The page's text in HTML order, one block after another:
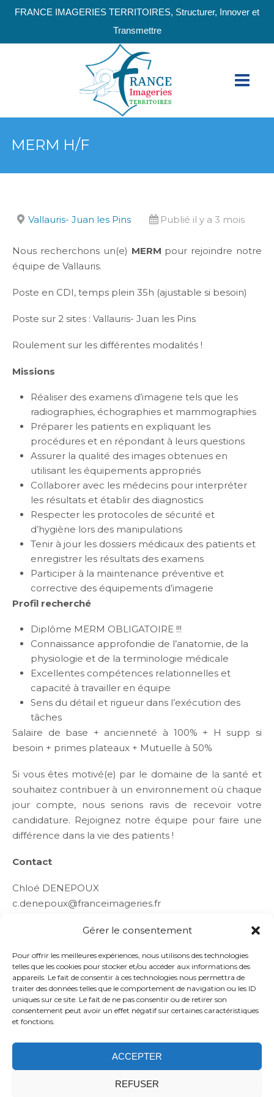
FRANCE IMAGERIES TERRITOIRES, Structurer, Innover et
Transmettre
Gérer le consentement
Pour offrir les meilleures expériences, nous utilisons des technologies
telles que les cookies pour stocker et/ou accéder aux informations des
appareils. Le fait de consentir à ces technologies nous permettra de
traiter des données telles que le comportement de navigation ou les ID
uniques sur ce site. Le fait de ne pas consentir ou de retirer son
consentement peut avoir un effet négatif sur certaines caractéristiques
et fonctions.
ACCEPTER
REFUSER
MERM H/F
Vallauris- Juan les Pins Publié il y a 3 mois
Nous recherchons un(e) MERM pour rejoindre notre
équipe de Vallauris.
Poste en CDI, temps plein 35h (ajustable si besoin)
Poste sur 2 sites : Vallauris- Juan les Pins
Roulement sur les différentes modalités !
Missions
Réaliser des examens d’imagerie tels que les
radiographies, échographies et mammographies
Préparer les patients en expliquant les
procédures et en répondant à leurs questions
Assurer la qualité des images obtenues en
utilisant les équipements appropriés
Collaborer avec les médecins pour interpréter
les résultats et établir des diagnostics
Respecter les protocoles de sécurité et
d’hygiène lors des manipulations
Tenir à jour les dossiers médicaux des patients et
enregistrer les résultats des examens
Participer à la maintenance préventive et
corrective des équipements d’imagerie
Profil recherché
Diplôme MERM OBLIGATOIRE !!!
Connaissance approfondie de l’anatomie, de la
physiologie et de la terminologie médicale
Excellentes compétences relationnelles et
capacité à travailler en équipe
Sens du détail et rigueur dans l’exécution des
tâches
Salaire de base + ancienneté à 100% + H supp si
besoin + primes plateaux + Mutuelle à 50%
Si vous êtes motivé(e) par le domaine de la santé et
souhaitez contribuer à un environnement où chaque
jour compte, nous serions ravis de recevoir votre
candidature. Rejoignez notre équipe pour faire une
différence dans la vie des patients !
Contact
Chloé DENEPOUX
c.denepoux@franceimageries.fr
Politique de confidentialité
Mentions légales